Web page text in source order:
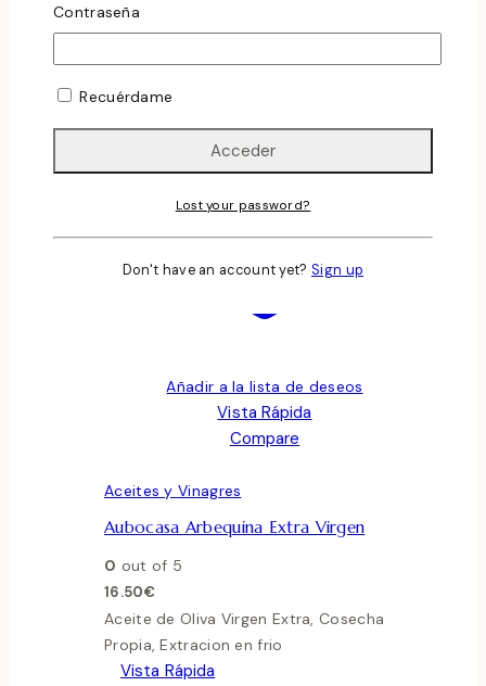
Añadir a la lista de deseos
Vista Rápida
Compare
Aceites y Vinagres
Aubocasa Arbequina Extra Virgen
0 out of 5
16.50€
Aceite de Oliva Virgen Extra, Cosecha
Propia, Extracion en frio
Vista Rápida
Contraseña
Recuérdame
Lost your password?
Don't have an account yet? Sign up